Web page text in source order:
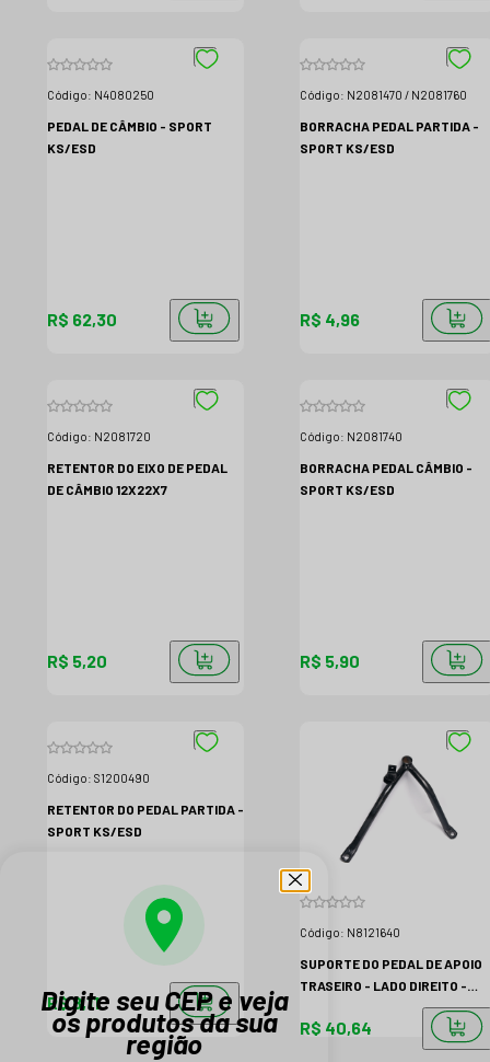
Código: N4080250
PEDAL DE CÂMBIO - SPORT
KS/ESD
R$ 62,30
Código: N2081470 / N2081760
BORRACHA PEDAL PARTIDA -
SPORT KS/ESD
R$ 4,96
Código: N2081720
RETENTOR DO EIXO DE PEDAL
DE CÂMBIO 12X22X7
R$ 5,20
Código: N2081740
BORRACHA PEDAL CÂMBIO -
SPORT KS/ESD
R$ 5,90
Código: S1200490
RETENTOR DO PEDAL PARTIDA -
SPORT KS/ESD
R$ 8,11
Código: N8121640
SUPORTE DO PEDAL DE APOIO
TRASEIRO - LADO DIREITO -
R$ 40,64
Digite seu CEP e veja
os produtos da sua
região